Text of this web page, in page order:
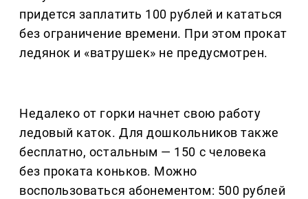
придется заплатить 100 рублей и кататься
без ограничение времени. При этом прокат
ледянок и «ватрушек» не предусмотрен.
Недалеко от горки начнет свою работу
ледовый каток. Для дошкольников также
бесплатно, остальным — 150 с человека
без проката коньков. Можно
воспользоваться абонементом: 500 рублей